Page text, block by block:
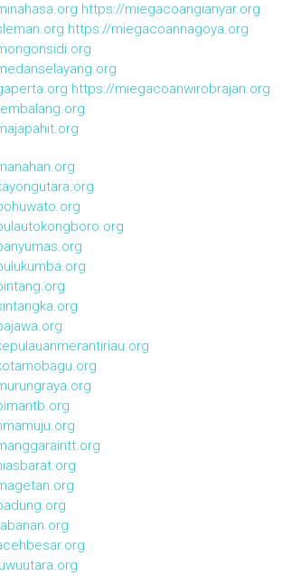
https://miegacoangianyar.org
https://miegacoannagoya.org
https://miegacoanwirobrajan.org